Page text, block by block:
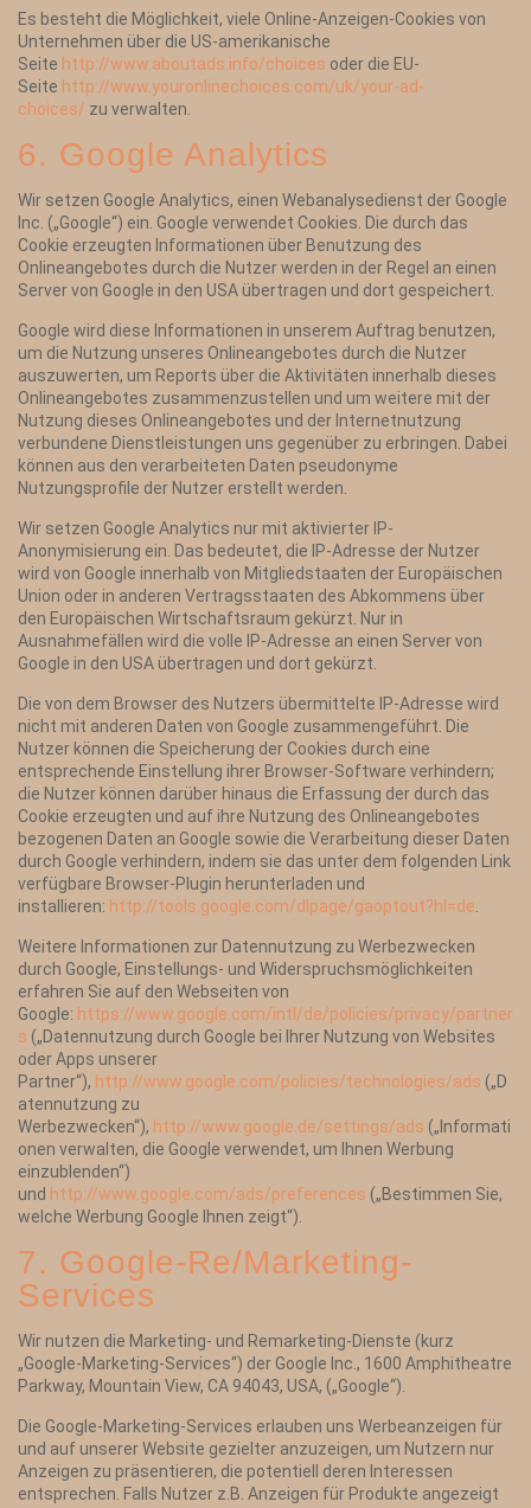
Es besteht die Möglichkeit, viele Online-Anzeigen-Cookies von
Unternehmen über die US-amerikanische
Seite http://www.aboutads.info/choices oder die EU-
Seite http://www.youronlinechoices.com/uk/your-ad-
choices/ zu verwalten.
6. Google Analytics
Wir setzen Google Analytics, einen Webanalysedienst der Google
Inc. („Google“) ein. Google verwendet Cookies. Die durch das
Cookie erzeugten Informationen über Benutzung des
Onlineangebotes durch die Nutzer werden in der Regel an einen
Server von Google in den USA übertragen und dort gespeichert.
Google wird diese Informationen in unserem Auftrag benutzen,
um die Nutzung unseres Onlineangebotes durch die Nutzer
auszuwerten, um Reports über die Aktivitäten innerhalb dieses
Onlineangebotes zusammenzustellen und um weitere mit der
Nutzung dieses Onlineangebotes und der Internetnutzung
verbundene Dienstleistungen uns gegenüber zu erbringen. Dabei
können aus den verarbeiteten Daten pseudonyme
Nutzungsprofile der Nutzer erstellt werden.
Wir setzen Google Analytics nur mit aktivierter IP-
Anonymisierung ein. Das bedeutet, die IP-Adresse der Nutzer
wird von Google innerhalb von Mitgliedstaaten der Europäischen
Union oder in anderen Vertragsstaaten des Abkommens über
den Europäischen Wirtschaftsraum gekürzt. Nur in
Ausnahmefällen wird die volle IP-Adresse an einen Server von
Google in den USA übertragen und dort gekürzt.
Die von dem Browser des Nutzers übermittelte IP-Adresse wird
nicht mit anderen Daten von Google zusammengeführt. Die
Nutzer können die Speicherung der Cookies durch eine
entsprechende Einstellung ihrer Browser-Software verhindern;
die Nutzer können darüber hinaus die Erfassung der durch das
Cookie erzeugten und auf ihre Nutzung des Onlineangebotes
bezogenen Daten an Google sowie die Verarbeitung dieser Daten
durch Google verhindern, indem sie das unter dem folgenden Link
verfügbare Browser-Plugin herunterladen und
installieren: http://tools.google.com/dlpage/gaoptout?hl=de
Weitere Informationen zur Datennutzung zu Werbezwecken
durch Google, Einstellungs- und Widerspruchsmöglichkeiten
erfahren Sie auf den Webseiten von
Google: https://www.google.com/intl/de/policies/privacy/partner
s („Datennutzung durch Google bei Ihrer Nutzung von Websites
oder Apps unserer
Partner“), http://www.google.com/policies/technologies/ads („D
atennutzung zu
Werbezwecken“), http://www.google.de/settings/ads („Informati
onen verwalten, die Google verwendet, um Ihnen Werbung
einzublenden“)
und http://www.google.com/ads/preferences („Bestimmen Sie,
welche Werbung Google Ihnen zeigt“).
7. Google-Re/Marketing-
Services
Wir nutzen die Marketing- und Remarketing-Dienste (kurz
„Google-Marketing-Services“) der Google Inc., 1600 Amphitheatre
Parkway, Mountain View, CA 94043, USA, („Google“).
Die Google-Marketing-Services erlauben uns Werbeanzeigen für
und auf unserer Website gezielter anzuzeigen, um Nutzern nur
Anzeigen zu präsentieren, die potentiell deren Interessen
entsprechen. Falls Nutzer z.B. Anzeigen für Produkte angezeigt